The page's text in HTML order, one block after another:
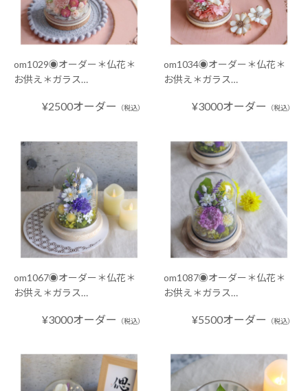
om1029◉オーダー＊仏花＊
お供え＊ガラス…
¥2500オーダー （税込）
om1034◉オーダー＊仏花＊
お供え＊ガラス…
¥3000オーダー （税込）
om1067◉オーダー＊仏花＊
お供え＊ガラス…
¥3000オーダー （税込）
om1087◉オーダー＊仏花＊
お供え＊ガラス…
¥5500オーダー （税込）